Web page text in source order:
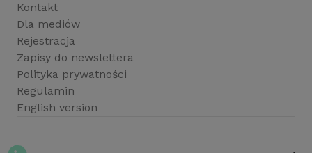
Kontakt
Dla mediów
Rejestracja
Zapisy do newslettera
Polityka prywatności
Regulamin
English version